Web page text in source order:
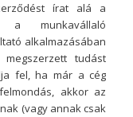
írat alá a
a munkavállaló
alkalmazásában
tudást
fel, ha már a cég
akkor az
(vagy annak csak